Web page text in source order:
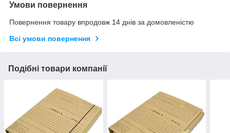
Умови повернення
Повернення товару впродовж 14 днів за домовленістю
Всі умови повернення
Подібні товари компанії